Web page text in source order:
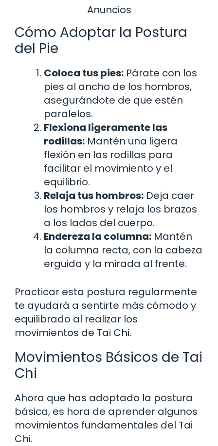
Anuncios
Cómo Adoptar la Postura
del Pie
Coloca tus pies: Párate con los
pies al ancho de los hombros,
asegurándote de que estén
paralelos.
Flexiona ligeramente las
rodillas: Mantén una ligera
flexión en las rodillas para
facilitar el movimiento y el
equilibrio.
Relaja tus hombros: Deja caer
los hombros y relaja los brazos
a los lados del cuerpo.
Endereza la columna: Mantén
la columna recta, con la cabeza
erguida y la mirada al frente.
Practicar esta postura regularmente
te ayudará a sentirte más cómodo y
equilibrado al realizar los
movimientos de Tai Chi.
Movimientos Básicos de Tai
Chi
Ahora que has adoptado la postura
básica, es hora de aprender algunos
movimientos fundamentales del Tai
Chi.